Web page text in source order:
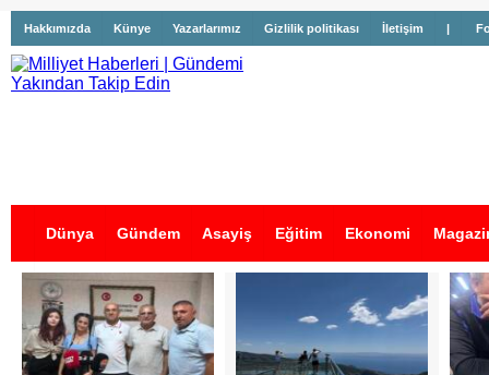
Hakkımızda Künye Yazarlarımız Gizlilik politikası İletişim |
Dünya Gündem Asayiş Eğitim Ekonomi
İş İlanları